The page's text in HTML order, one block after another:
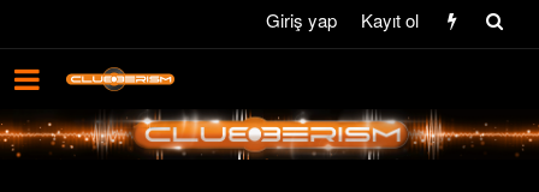
Giriş yap Kayıt ol